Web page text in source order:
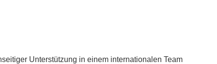
Unterstützung in einem internationalen Team